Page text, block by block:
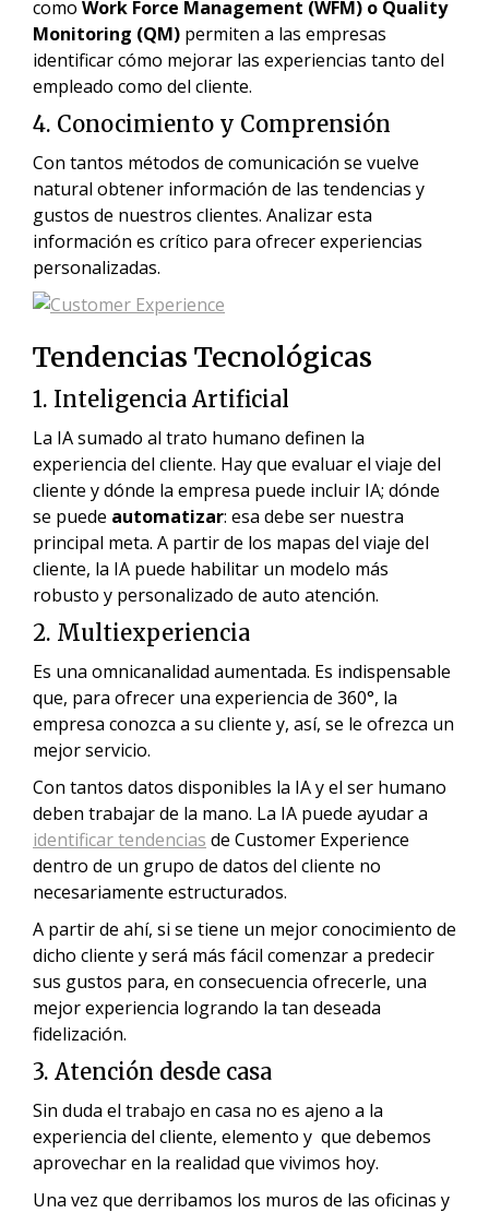
como Work Force Management (WFM) o Quality
Monitoring (QM) permiten a las empresas
identificar cómo mejorar las experiencias tanto del
empleado como del cliente.
4. Conocimiento y Comprensión
Con tantos métodos de comunicación se vuelve
natural obtener información de las tendencias y
gustos de nuestros clientes. Analizar esta
información es crítico para ofrecer experiencias
personalizadas.
Tendencias Tecnológicas
1. Inteligencia Artificial
La IA sumado al trato humano definen la
experiencia del cliente. Hay que evaluar el viaje del
cliente y dónde la empresa puede incluir IA; dónde
se puede automatizar: esa debe ser nuestra
principal meta. A partir de los mapas del viaje del
cliente, la IA puede habilitar un modelo más
robusto y personalizado de auto atención.
2. Multiexperiencia
Es una omnicanalidad aumentada. Es indispensable
que, para ofrecer una experiencia de 360°, la
empresa conozca a su cliente y, así, se le ofrezca un
mejor servicio.
Con tantos datos disponibles la IA y el ser humano
deben trabajar de la mano. La IA puede ayudar a
identificar tendencias de Customer Experience
dentro de un grupo de datos del cliente no
necesariamente estructurados.
A partir de ahí, si se tiene un mejor conocimiento de
dicho cliente y será más fácil comenzar a predecir
sus gustos para, en consecuencia ofrecerle, una
mejor experiencia logrando la tan deseada
fidelización.
3. Atención desde casa
Sin duda el trabajo en casa no es ajeno a la
experiencia del cliente, elemento y que debemos
aprovechar en la realidad que vivimos hoy.
Una vez que derribamos los muros de las oficinas y